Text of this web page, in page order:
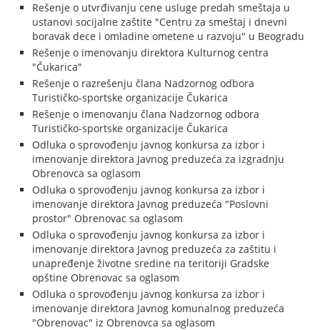
Rešenje o utvrđivanju cene usluge predah smeštaja u
ustanovi socijalne zaštite "Centru za smeštaj i dnevni
boravak dece i omladine ometene u razvoju" u Beogradu
Rešenje o imenovanju direktora Kulturnog centra
"Čukarica"
Rešenje o razrešenju člana Nadzornog odbora
Turističko-sportske organizacije Čukarica
Rešenje o imenovanju člana Nadzornog odbora
Turističko-sportske organizacije Čukarica
Odluka o sprovođenju javnog konkursa za izbor i
imenovanje direktora Javnog preduzeća za izgradnju
Obrenovca sa oglasom
Odluka o sprovođenju javnog konkursa za izbor i
imenovanje direktora Javnog preduzeća "Poslovni
prostor" Obrenovac sa oglasom
Odluka o sprovođenju javnog konkursa za izbor i
imenovanje direktora Javnog preduzeća za zaštitu i
unapređenje životne sredine na teritoriji Gradske
opštine Obrenovac sa oglasom
Odluka o sprovođenju javnog konkursa za izbor i
imenovanje direktora Javnog komunalnog preduzeća
"Obrenovac" iz Obrenovca sa oglasom